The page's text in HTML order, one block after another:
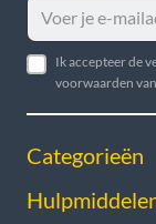
Ik accepteer de
voorwaarden
Categorieën